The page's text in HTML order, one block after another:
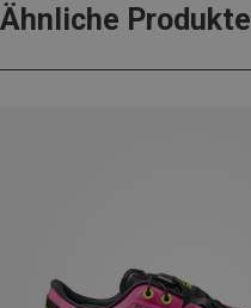
Ähnliche Produkte